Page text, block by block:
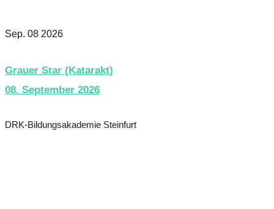
Sep. 08 2026
Grauer Star (Katarakt)
08. September 2026
DRK-Bildungsakademie Steinfurt